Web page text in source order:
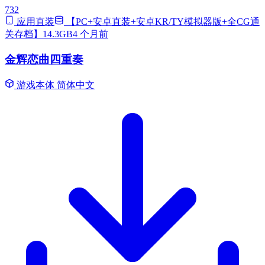
732
应用直装
【PC+安卓直装+安卓KR/TY模拟器版+全CG通
关存档】14.3GB4 个月前
金辉恋曲四重奏
游戏本体 简体中文